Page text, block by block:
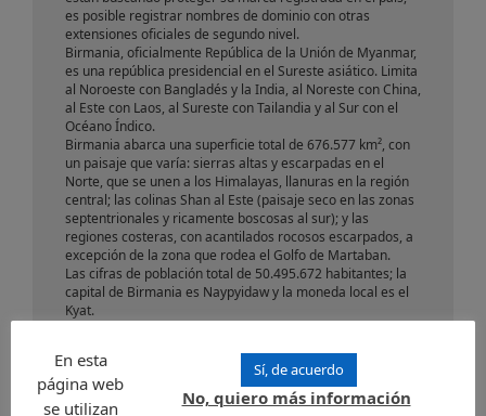
es posible registrar nombres de dominio con otras
extensiones oficiales de segundo nivel.
Birmania, oficialmente República de la Unión de Myanmar,
es una república presidencial en el Sureste asiático. Limita
al Noroeste con Bangladés y la India, al Noreste con China,
al Este con Laos, al Sureste con Tailandia y al Sur con el
Océano Índico.
Birmania abarca una superficie total de 676.577 km², con
un paisaje que varía: sierras altas y escarpadas en el
Norte, que se unen a los Himalayas, llanuras en la región
central; las colinas Shan al Este (paisaje seco en las zonas
septentrionales y ricamente boscosas al sur); y las
regiones costeras, con acantilados rocosos escarpados, a
excepción de la zona que rodea el Golfo de Martaban.
Las cifras de población total de 50.495.672 habitantes; la
capital de Birmania es Naypyidaw y la moneda local es el
Kyat.
reservas de petróleo y gas natural y la exportación de
rubíes. El idioma oficial es el birmano.
Sí, de acuerdo
No, quiero más información
En esta
página web
se utilizan